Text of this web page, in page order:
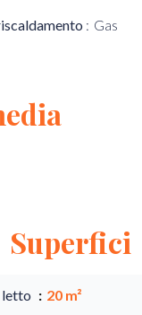
Gas
Superfici
letto 20 m²